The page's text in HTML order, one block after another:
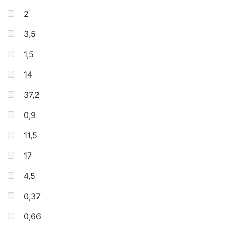
2
3,5
1,5
14
37,2
0,9
11,5
17
4,5
0,37
0,66